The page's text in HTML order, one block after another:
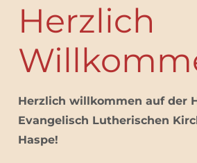
Herzlich
Herzlich willkommen auf der
Evangelisch Lutherischen
Haspe!